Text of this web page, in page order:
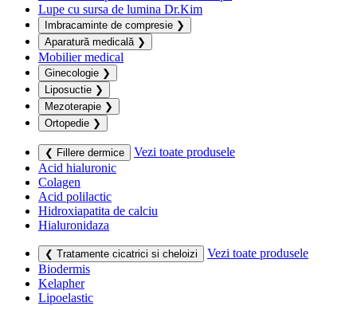
Lupe cu sursa de lumina Dr.Kim
Imbracaminte de compresie ❯
Aparatură medicală ❯
Mobilier medical
Ginecologie ❯
Liposuctie ❯
Mezoterapie ❯
Ortopedie ❯
❮ Fillere dermice
Vezi toate produsele
Acid hialuronic
Colagen
Acid polilactic
Hidroxiapatita de calciu
Hialuronidaza
❮ Tratamente cicatrici si cheloizi
Vezi toate produsele
Biodermis
Kelapher
Lipoelastic